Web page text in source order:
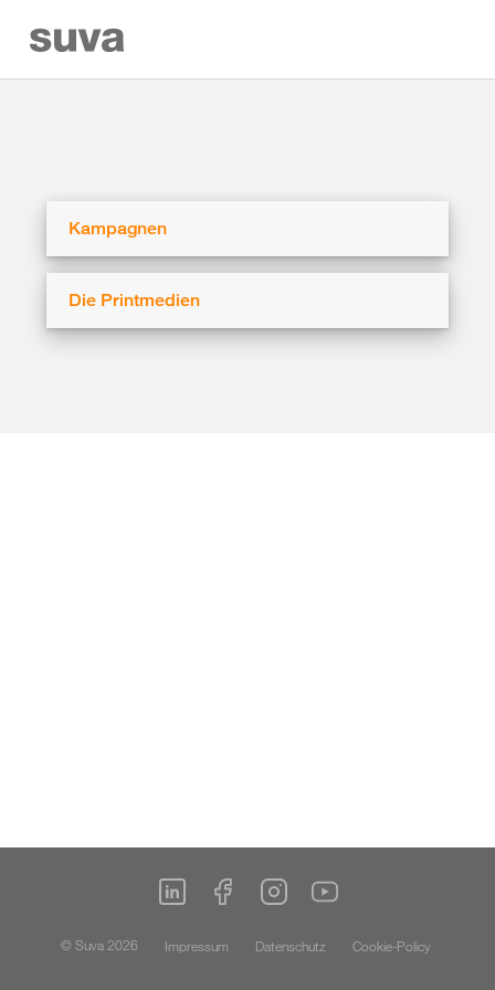
Kampagnen
Die Printmedien
© Suva 2026 Impressum Datenschutz Cookie-Policy